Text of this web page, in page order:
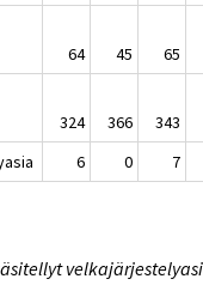
64 45 65
324 366 343
6 0 7